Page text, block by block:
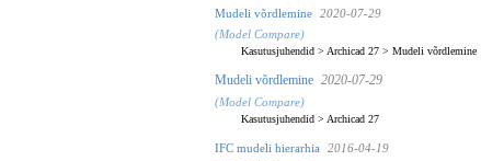
Mudeli võrdlemine
2020-07-29
(Model Compare)
Kasutusjuhendid > Archicad 27 > Mudeli võrdlemine
Mudeli võrdlemine 2020-07-29
(Model Compare)
Kasutusjuhendid > Archicad 27
IFC mudeli hierarhia 2016-04-19